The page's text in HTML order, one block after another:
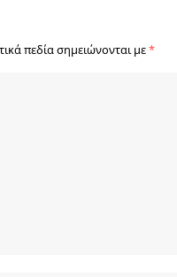
πεδία σημειώνονται με*